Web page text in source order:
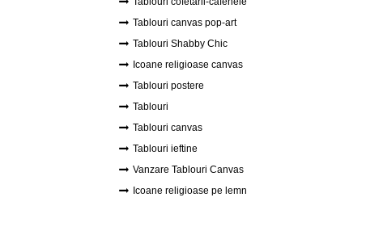
Tablouri canvas pop-art
Tablouri Shabby Chic
Icoane religioase canvas
Tablouri postere
Tablouri
Tablouri canvas
Tablouri ieftine
Vanzare Tablouri Canvas
Icoane religioase pe lemn